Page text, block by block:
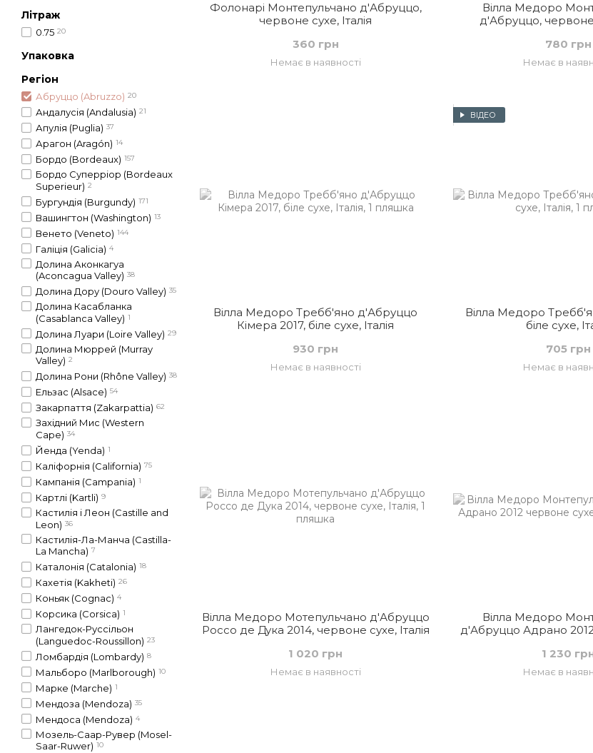
Фолонарі Монтепульчано д'Абруццо,
червоне сухе, Італія
360 грн
Немає в наявності
Вілла Медоро
д'Абруццо, червоне
780 грн
Немає в
Вілла Медоро Требб'яно д'Абруццо
Кімера 2017, біле сухе, Італія
930 грн
Немає в наявності
ВІДЕО
Вілла Медоро
біле сухе,
705 грн
Немає в
Вілла Медоро Мотепульчано д'Абруццо
Россо де Дука 2014, червоне сухе, Італія
1 020 грн
Немає в наявності
Вілла Медоро
д'Абруццо Адрано
1 230
Немає в
Літраж
0.75 20
Упаковка
Регіон
Абруццо (Abruzzo) 20
Андалусія (Andalusia) 21
Апулія (Puglia) 37
Арагон (Aragón) 14
Бордо (Bordeaux) 157
Бордо Суперріор (Bordeaux
Superieur) 2
Бургундія (Burgundy) 171
Вашингтон (Washington) 13
Венето (Veneto) 144
Галіція (Galicia) 4
Долина Аконкагуа
(Aconcagua Valley) 38
Долина Дору (Douro Valley) 35
Долина Касабланка
(Casablanca Valley) 1
Долина Луари (Loire Valley) 29
Долина Мюррей (Murray
Valley) 2
Долина Рони (Rhône Valley) 38
Ельзас (Alsace) 54
Закарпаття (Zakarpattia) 62
Західний Мис (Western
Cape) 34
Йенда (Yenda) 1
Каліфорнія (California) 75
Кампанія (Campania) 1
Картлі (Kartli) 9
Кастилія і Леон (Castille and
Leon) 36
Кастилія-Ла-Манча (Castilla-
La Mancha) 7
Каталонія (Catalonia) 18
Кахетія (Kakheti) 26
Коньяк (Cognac) 4
Корсика (Corsica) 1
Лангедок-Русcільон
(Languedoc-Roussillon) 23
Ломбардія (Lombardy) 8
Мальборо (Marlborough) 10
Марке (Marche) 1
Мендоза (Mendoza) 35
Мендоса (Mendoza) 4
Мозель-Саар-Рувер (Mosel-
Saar-Ruwer) 10